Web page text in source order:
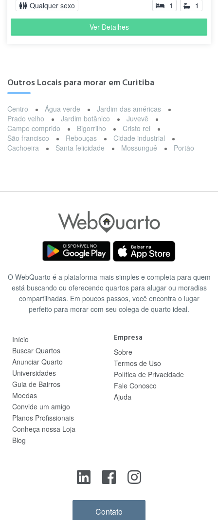
Qualquer sexo 1 1
Ver Detalhes
Outros Locais para morar em Curitiba
Centro Água verde
Jardim das américas
Prado velho
Jardim botânico
Juvevê
Campo comprido
Bigorrilho
Cristo rei
São francisco
Rebouças
Cidade industrial
Cachoeira
Santa felicidade Mossunguê Portão
O WebQuarto é a plataforma mais simples e completa para quem
está buscando ou oferecendo quartos para alugar ou moradias
compartilhadas. Em poucos passos, você encontra o lugar
perfeito para morar com seu colega de quarto ideal.
Início
Buscar Quartos
Anunciar Quarto
Universidades
Guia de Bairros
Moedas
Convide um amigo
Planos Profissionais
Conheça nossa Loja
Blog
Empresa
Sobre
Termos de Uso
Política de Privacidade
Fale Conosco
Ajuda
Contato